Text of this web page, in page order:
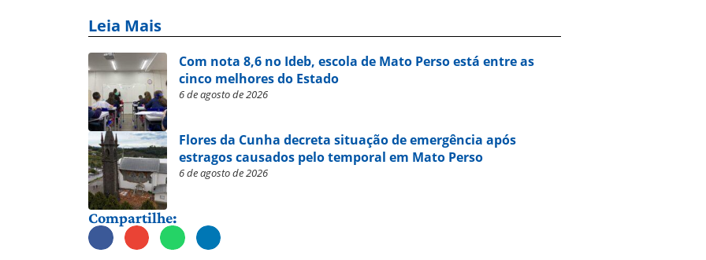
Leia Mais
Com nota 8,6 no Ideb, escola de Mato Perso está entre as
cinco melhores do Estado
6 de agosto de 2026
Flores da Cunha decreta situação de emergência após
estragos causados pelo temporal em Mato Perso
6 de agosto de 2026
Compartilhe: